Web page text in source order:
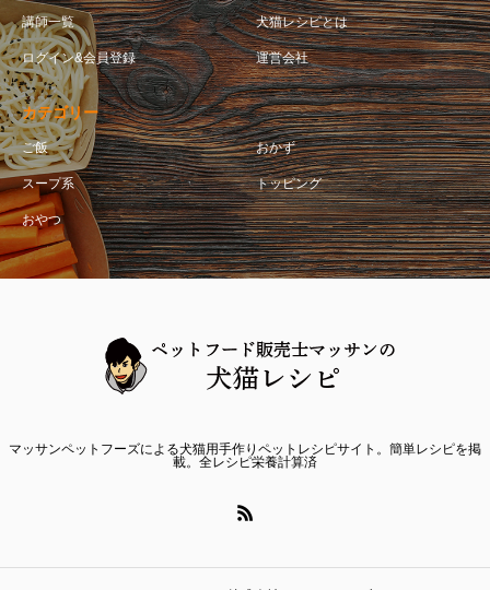
講師一覧 犬猫レシピとは
ログイン&会員登録 運営会社
カテゴリー
ご飯 おかず
スープ系 トッピング
おやつ
マッサンペットフーズによる犬猫用手作りペットレシピサイト。簡単レシピを掲
載。全レシピ栄養計算済